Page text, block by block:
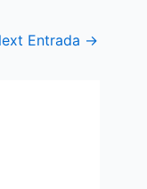
Entrada →